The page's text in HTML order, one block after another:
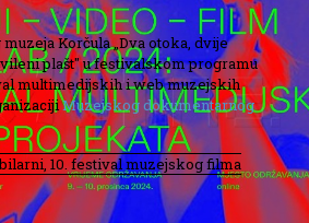
Korčula „Dva otoka, dvije
plašt" u festivalskom programu
multimedijskih i web muzejskih
Muzejskog dokumentarnog
10. festival muzejskog filma